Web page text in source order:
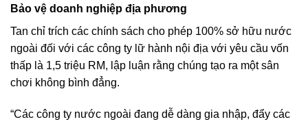
Bảo vệ doanh nghiệp địa phương
Tan chỉ trích các chính sách cho phép 100% sở hữu nước
ngoài đối với các công ty lữ hành nội địa với yêu cầu vốn
thấp là 1,5 triệu RM, lập luận rằng chúng tạo ra một sân
chơi không bình đẳng.
“Các công ty nước ngoài đang dễ dàng gia nhập, đẩy các